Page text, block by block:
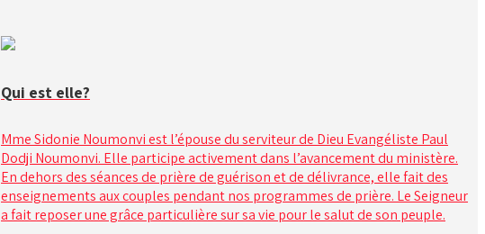
Qui est elle?
Mme Sidonie Noumonvi est l’épouse du serviteur de Dieu Evangéliste Paul
Dodji Noumonvi. Elle participe activement dans l’avancement du ministère.
En dehors des séances de prière de guérison et de délivrance, elle fait des
enseignements aux couples pendant nos programmes de prière. Le Seigneur
a fait reposer une grâce particulière sur sa vie pour le salut de son peuple.